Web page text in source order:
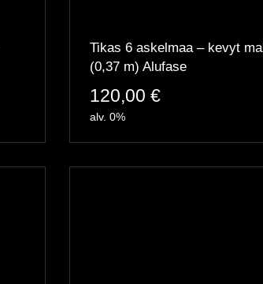
Tikas 6 askelmaa – kevyt
(0,37 m) Alufase
120,00 €
alv. 0%